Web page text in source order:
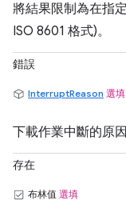
將結果限制為在指
ISO 8601 格式)。
錯誤
InterruptReason 選填
下載作業中斷的原因
存在
布林值 選填